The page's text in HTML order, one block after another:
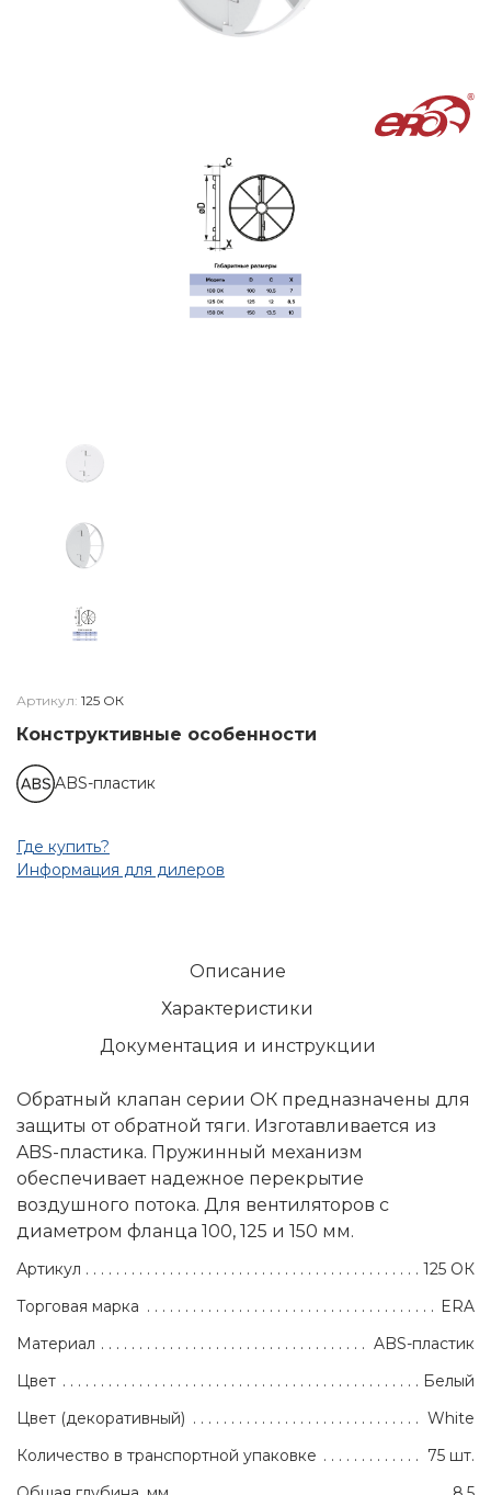
Артикул: 125 ОК
Конструктивные особенности
ABS-пластик
Где купить?
Информация для дилеров
Описание
Характеристики
Документация и инструкции
Обратный клапан серии ОК предназначены для
защиты от обратной тяги. Изготавливается из
ABS-пластика. Пружинный механизм
обеспечивает надежное перекрытие
воздушного потока. Для вентиляторов с
диаметром фланца 100, 125 и 150 мм.
Артикул
125 ОК
Торговая марка
ERA
Материал
ABS-пластик
Цвет
Белый
Цвет (декоративный)
White
Количество в транспортной упаковке
75 шт.